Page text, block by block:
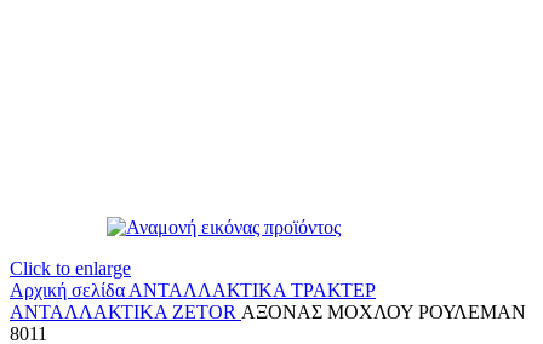
Click to enlarge
Αρχική σελίδα ΑΝΤΑΛΛΑΚΤΙΚΑ ΤΡΑΚΤΕΡ
ΑΝΤΑΛΛΑΚΤΙΚΑ ZETOR ΑΞΟΝΑΣ ΜΟΧΛΟΥ ΡΟΥΛΕΜΑΝ
8011